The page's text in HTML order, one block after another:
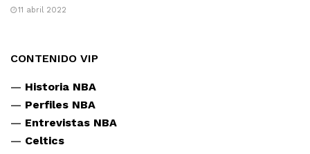
11 abril 2022
CONTENIDO VIP
— Historia NBA
— Perfiles NBA
— Entrevistas NBA
— Celtics